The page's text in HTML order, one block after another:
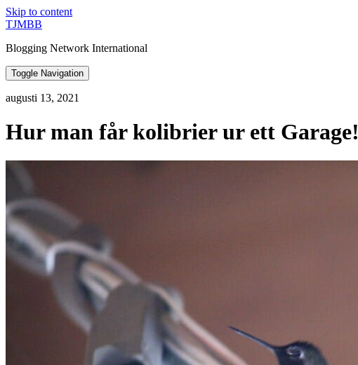
Skip to content
TJMBB
Blogging Network International
Toggle Navigation
augusti 13, 2021
Hur man får kolibrier ur ett Garage!